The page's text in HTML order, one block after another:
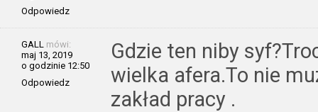
Odpowiedz
GALL mówi:
maj 13, 2019
o godzinie 12:50
Odpowiedz
Gdzie ten niby
wielka afera.To nie
zakład pracy .